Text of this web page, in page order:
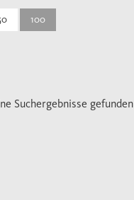
100
Suchergebnisse gefunden